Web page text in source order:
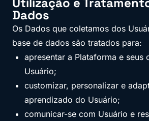
Dados
Os Dados que coletamos dos
base de dados são tratados para:
apresentar a Plataforma e seus
Usuário;
customizar, personalizar e
aprendizado do Usuário;
comunicar-se com Usuário e